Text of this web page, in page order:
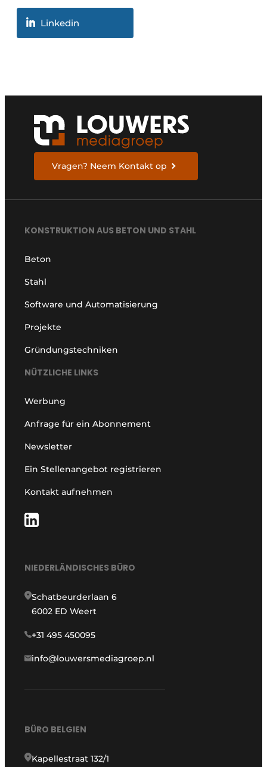
Linkedin
Vragen? Neem Kontakt op
KONSTRUKTION AUS BETON UND STAHL
Beton
Stahl
Software und Automatisierung
Projekte
Gründungstechniken
NÜTZLICHE LINKS
Werbung
Anfrage für ein Abonnement
Newsletter
Ein Stellenangebot registrieren
Kontakt aufnehmen
NIEDERLÄNDISCHES BÜRO
Schatbeurderlaan 6
6002 ED Weert
+31 495 450095
info@louwersmediagroep.nl
BÜRO BELGIEN
Kapellestraat 132/1